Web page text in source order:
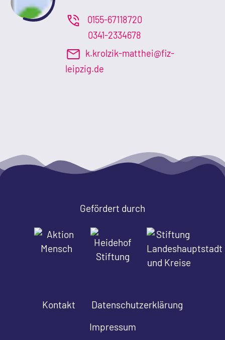
0155-67118720
0341-2334678
k.krolzik-matthei@fiz-
leipzig.de
Gefördert durch
Kontakt
Datenschutzerklärung
Impressum